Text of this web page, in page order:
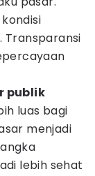
Transparansi
publik
luas bagi
menjadi
lebih sehat